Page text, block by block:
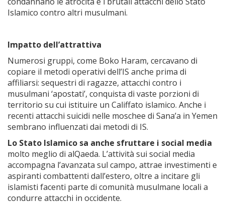
Islamico contro altri musulmani.
Impatto dell’attrattiva
Numerosi gruppi, come Boko Haram, cercavano di
copiare il metodi operativi dell’IS anche prima di
affiliarsi: sequestri di ragazze, attacchi contro i
musulmani ‘apostati’, conquista di vaste porzioni di
territorio su cui istituire un Califfato islamico. Anche i
recenti attacchi suicidi nelle moschee di Sana’a in Yemen
sembrano influenzati dai metodi di IS.
Lo Stato Islamico sa anche sfruttare i social media
molto meglio di alQaeda. L’attività sui social media
accompagna l’avanzata sul campo, attrae investimenti e
aspiranti combattenti dall’estero, oltre a incitare gli
islamisti facenti parte di comunità musulmane locali a
condurre attacchi in occidente.